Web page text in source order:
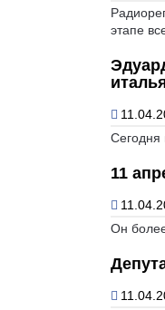
этапе
Сегодня
11
Он